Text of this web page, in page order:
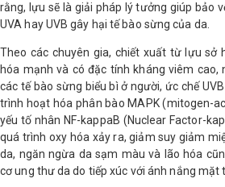
Shop All Brand A-
rằng, lựu sẽ là giải pháp lý tưởng giúp bảo
UVA hay UVB gây hại tế bào sừng của da.
Theo các chuyên gia, chiết xuất từ lựu sở
hóa mạnh và có đặc tính kháng viêm cao,
các tế bào sừng biểu bì ở người, ức chế
trình hoạt hóa phân bào MAPK (mitogen-
yếu tố nhân NF-kappaB (Nuclear Factor-
quá trình oxy hóa xảy ra, giảm suy giảm
da, ngăn ngừa da sạm màu và lão hóa
cơ ung thư da do tiếp xúc với ánh nắng mặt